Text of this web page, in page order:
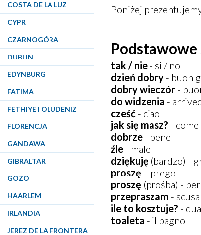
COSTA DE LA LUZ
CYPR
CZARNOGÓRA
DUBLIN
EDYNBURG
FATIMA
FETHIYE I OLUDENIZ
FLORENCJA
GANDAWA
GIBRALTAR
GOZO
HAARLEM
IRLANDIA
JEREZ DE LA FRONTERA
Poniżej
tak / nie - si / no
dzień dobry - buon
dobry wieczór -
do widzenia -
cześć - ciao
jak się masz? - come
dobrze - bene
źle - male
dziękuję (bardzo) -
proszę - prego
proszę (prośba) -
przepraszam -
ile to kosztuje? -
toaleta - il bagno